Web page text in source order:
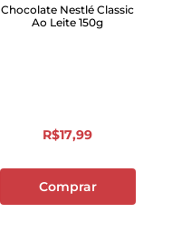
Chocolate Nestlé Classic
Ao Leite 150g
R$17,99
Comprar